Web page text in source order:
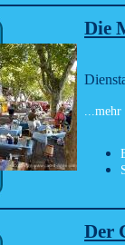
Die
...mehr
Der